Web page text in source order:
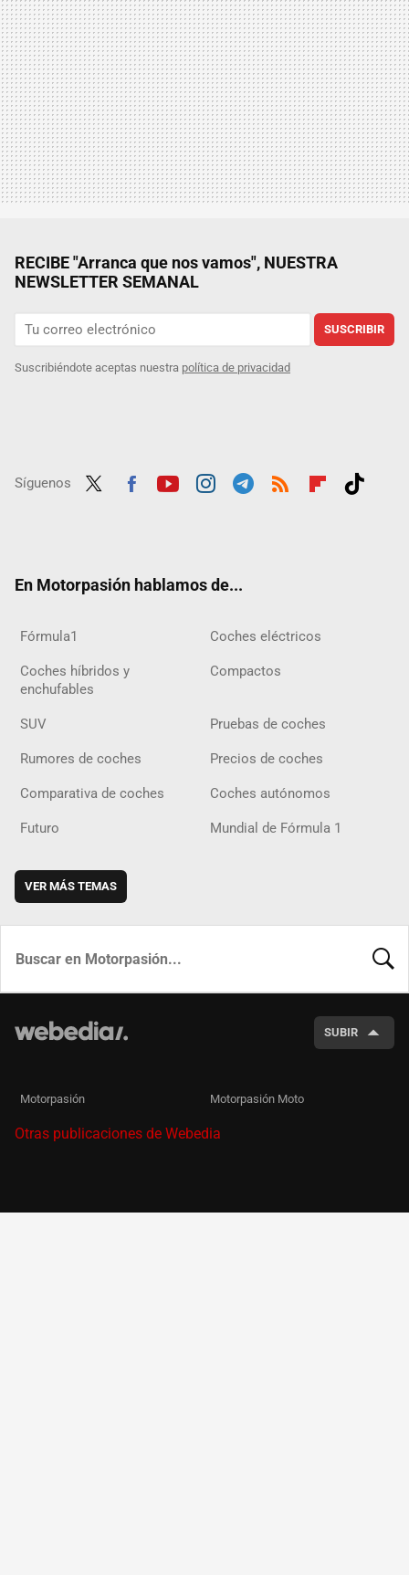
RECIBE "Arranca que nos vamos", NUESTRA
NEWSLETTER SEMANAL
SUSCRIBIR
Suscribiéndote aceptas nuestra política de privacidad
Síguenos
En Motorpasión hablamos de...
Fórmula1 Coches eléctricos
Coches híbridos y
enchufables
Compactos
SUV Pruebas de coches
Rumores de coches Precios de coches
Comparativa de coches Coches autónomos
Futuro Mundial de Fórmula 1
VER MÁS TEMAS
SUBIR
Motorpasión Motorpasión Moto
Otras publicaciones de Webedia